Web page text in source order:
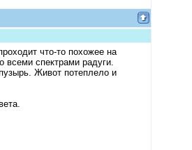
что-то похожее на
всеми спектрами радуги.
Живот потеплело и